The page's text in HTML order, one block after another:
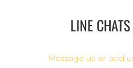
LINE
Message us or add